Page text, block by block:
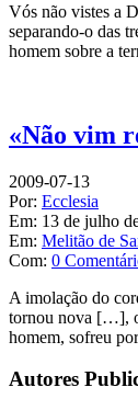
Vós não vistes a
separando-o das
homem sobre a
«Não vim
2009-07-13
Por: Ecclesia
Em: 13 de julho
Em: Melitão de
Com: 0
A imolação do
tornou nova […], o
homem, sofreu
Autores